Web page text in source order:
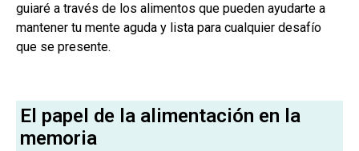
guiaré a través de los alimentos que pueden ayudarte a
mantener tu mente aguda y lista para cualquier desafío
que se presente.
El papel de la alimentación en la
memoria